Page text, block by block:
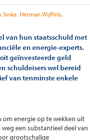
Sinke Herman Wijffels
van hun staatsschuld met
en energie-experts.
geïnvesteerde geld
schuldeisers wel bereid
van tenminste enkele
om energie op te wekken uit
een substantieel deel van
grootschalige